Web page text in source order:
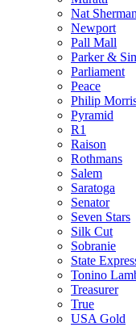
Nat Sherman
Newport
Pall Mall
Parker &
Parliament
Peace
Philip
Pyramid
R1
Raison
Rothmans
Salem
Saratoga
Senator
Seven Stars
Silk Cut
Sobranie
State
Tonino
Treasurer
True
USA Gold